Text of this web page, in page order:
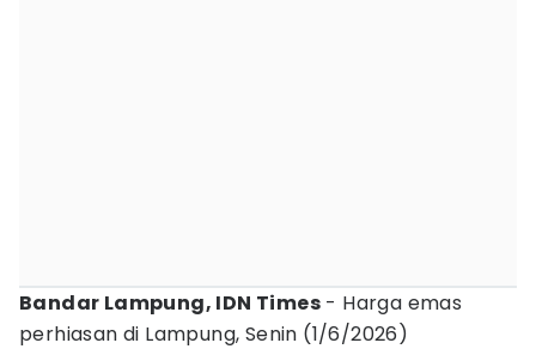
Bandar Lampung, IDN Times - Harga emas
perhiasan di Lampung, Senin (1/6/2026)